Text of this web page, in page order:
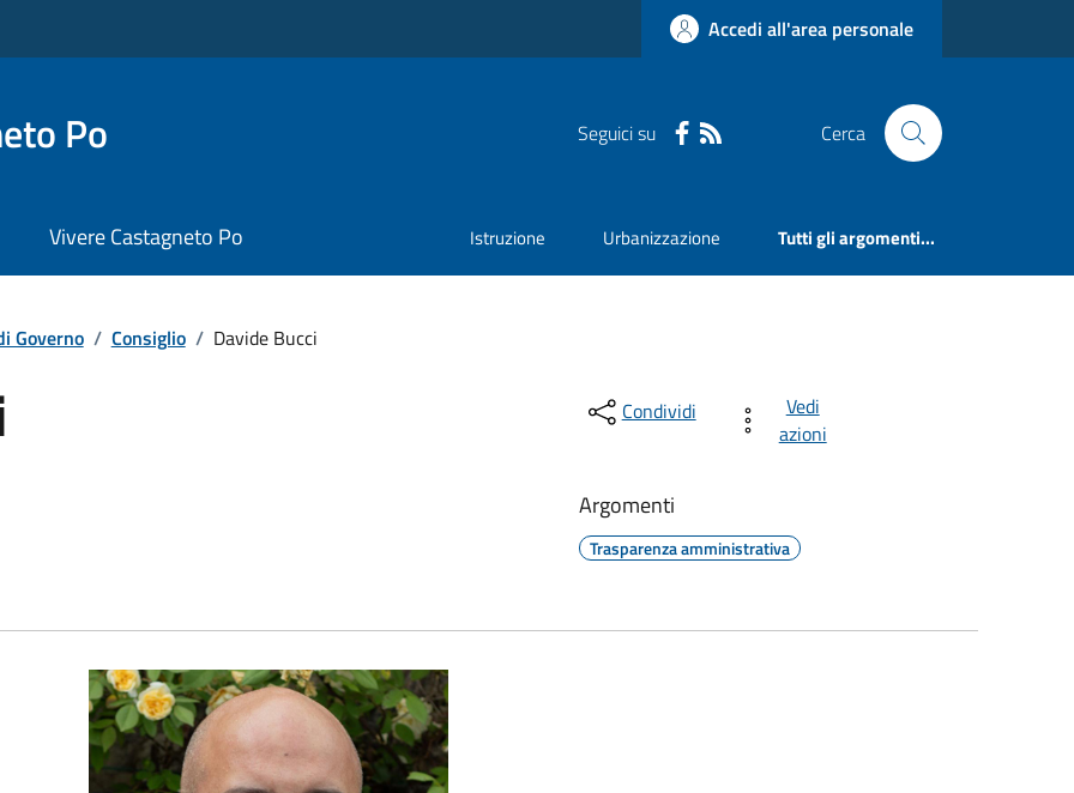
Accedi all'area personale
Po Seguici su Cerca
Vivere Castagneto Po Istruzione Urbanizzazione Tutti gli argomenti...
Governo / Consiglio / Davide Bucci
Condividi
Vedi
azioni
Argomenti
Trasparenza amministrativa